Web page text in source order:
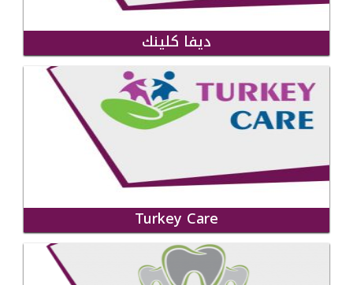
ديفا كلينك
Turkey Care